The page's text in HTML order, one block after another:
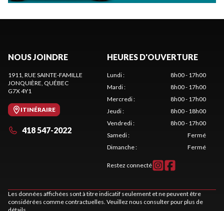
NOUS JOINDRE
1911, RUE SAINTE-FAMILLE
JONQUIÈRE, QUÉBEC
G7X 4Y1
ITINÉRAIRE
418 547-2022
HEURES D'OUVERTURE
Lundi:
8h00 - 17h00
Mardi:
8h00 - 17h00
Mercredi:
8h00 - 17h00
Jeudi:
8h00 - 18h00
Vendredi:
8h00 - 17h00
Samedi:
Fermé
Dimanche: Fermé
Restez connecté
Les données affichées sont à titre indicatif seulement et ne peuvent être
considérées comme contractuelles. Veuillez nous consulter pour plus de